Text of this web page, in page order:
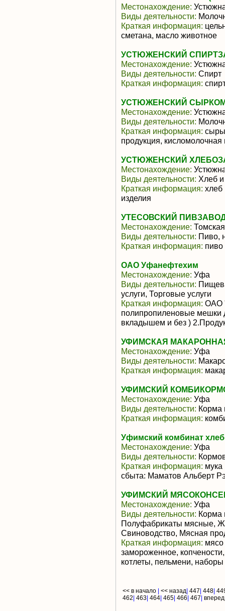
Местонахождение:
Виды деятельности:
Краткая информация:
сметана, масло животное
УСТЮЖЕНСКИЙ
Местонахождение:
Виды деятельности: Спирт
Краткая информация:
УСТЮЖЕНСКИЙ
Местонахождение:
Виды деятельности:
Краткая информация:
продукция, кисломолочная
УСТЮЖЕНСКИЙ
Местонахождение:
Виды деятельности: Хлеб
Краткая информация: хлеб
изделия
УТЕСОВСКИЙ
Местонахождение:
Виды деятельности: Пиво,
Краткая информация: пиво
ОАО Уфанефтехим
Местонахождение: Уфа
Виды деятельности:
услуги, Торговые услуги
Краткая информация: ОАО
полипропиленовые мешки
вкладышем и без )
УФИМСКАЯ
Местонахождение: Уфа
Виды деятельности:
Краткая информация:
УФИМСКИЙ
Местонахождение: Уфа
Виды деятельности: Корма
Краткая информация:
Уфимский комбинат
Местонахождение: Уфа
Виды деятельности:
Краткая информация: мука
сбыта: Маматов Альберт
УФИМСКИЙ
Местонахождение: Уфа
Виды деятельности: Корма
Полуфабрикаты мясные,
Свиноводство, Мясная
Краткая информация: мясо
замороженное,
котлеты, пельмени,
<< в начало << назад 447 448
462 463 464 465 466 467